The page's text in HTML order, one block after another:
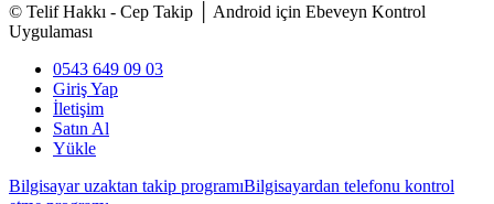
© Telif Hakkı - Cep Takip │ Android için Ebeveyn Kontrol
Uygulaması
0543 649 09 03
Giriş Yap
İletişim
Satın Al
Yükle
Bilgisayar uzaktan takip programıBilgisayardan telefonu kontrol